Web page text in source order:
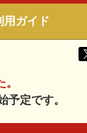
用ガイド
予定です。